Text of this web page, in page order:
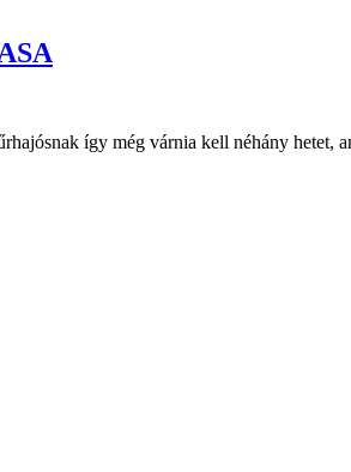
így még várnia kell néhány hetet,